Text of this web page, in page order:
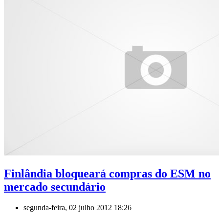
Finlândia bloqueará compras do ESM no
mercado secundário
segunda-feira, 02 julho 2012 18:26